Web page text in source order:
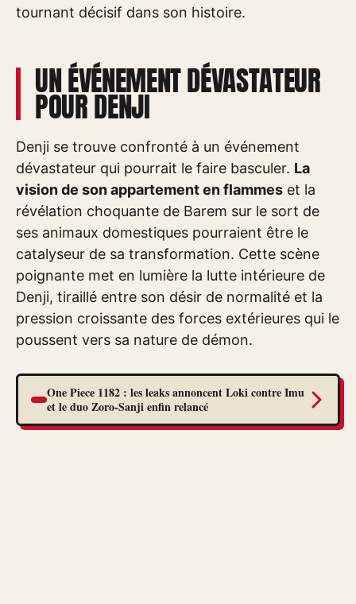
tournant décisif dans son histoire.
UN ÉVÉNEMENT DÉVASTATEUR
POUR DENJI
Denji se trouve confronté à un événement
dévastateur qui pourrait le faire basculer. La
vision de son appartement en flammes et la
révélation choquante de Barem sur le sort de
ses animaux domestiques pourraient être le
catalyseur de sa transformation. Cette scène
poignante met en lumière la lutte intérieure de
Denji, tiraillé entre son désir de normalité et la
pression croissante des forces extérieures qui le
poussent vers sa nature de démon.
One Piece 1182 : les leaks annoncent Loki contre Imu
et le duo Zoro-Sanji enfin relancé